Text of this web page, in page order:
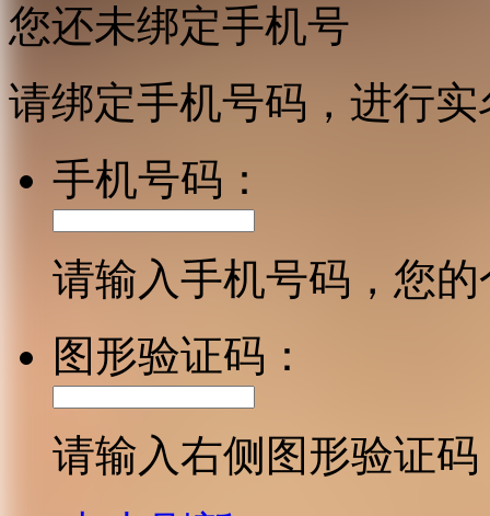
您还未绑定手机号
请绑定手机号码，进行
手机号码：
请输入手机号码，您
图形验证码：
请输入右侧图形验证码